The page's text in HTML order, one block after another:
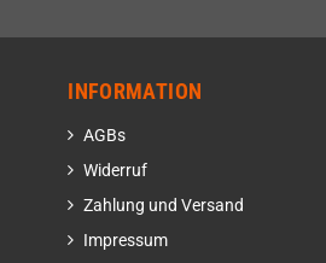
INFORMATION
AGBs
Widerruf
Zahlung und Versand
Impressum